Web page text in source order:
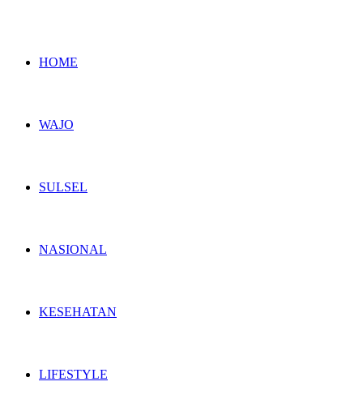
HOME
WAJO
SULSEL
NASIONAL
KESEHATAN
LIFESTYLE